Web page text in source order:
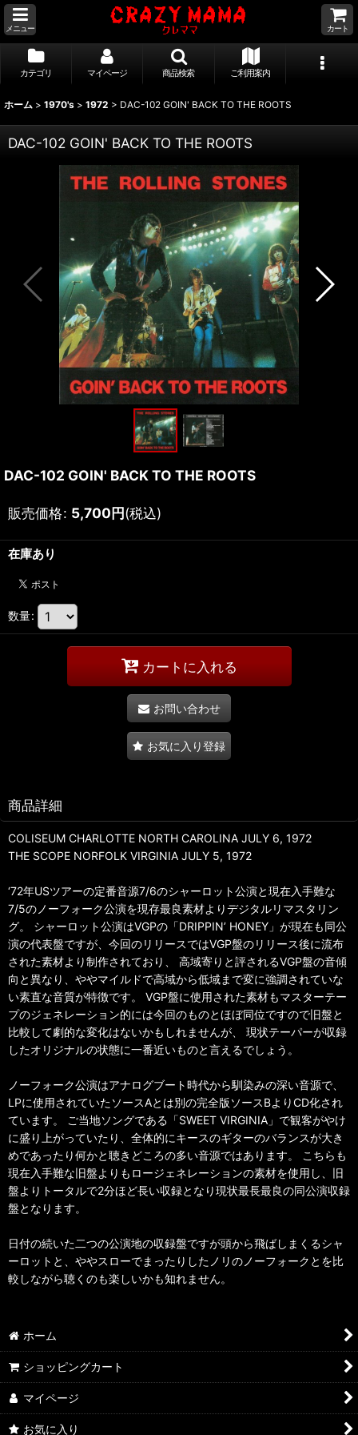
メニュー カート
カテゴリ マイページ 商品検索 ご利用案内
ホーム > 1970's > 1972 > DAC-102 GOIN' BACK TO THE ROOTS
DAC-102 GOIN' BACK TO THE ROOTS
DAC-102 GOIN' BACK TO THE ROOTS
販売価格: 5,700円(税込)
在庫あり
数量:
カートに入れる
お問い合わせ
お気に入り登録
商品詳細
COLISEUM CHARLOTTE NORTH CAROLINA JULY 6, 1972
THE SCOPE NORFOLK VIRGINIA JULY 5, 1972
‘72年USツアーの定番音源7/6のシャーロット公演と現在入手難な
7/5のノーフォーク公演を現存最良素材よりデジタルリマスタリン
グ。 シャーロット公演はVGPの「DRIPPIN’ HONEY」が現在も同公
演の代表盤ですが、今回のリリースではVGP盤のリリース後に流布
された素材より制作されており、 高域寄りと評されるVGP盤の音傾
向と異なり、ややマイルドで高域から低域まで変に強調されていな
い素直な音質が特徴です。 VGP盤に使用された素材もマスターテー
プのジェネレーション的には今回のものとほぼ同位ですので旧盤と
比較して劇的な変化はないかもしれませんが、 現状テーパーが収録
したオリジナルの状態に一番近いものと言えるでしょう。
ノーフォーク公演はアナログブート時代から馴染みの深い音源で、
LPに使用されていたソースAとは別の完全版ソースBよりCD化され
ています。 ご当地ソングである「SWEET VIRGINIA」で観客がやけ
に盛り上がっていたり、全体的にキースのギターのバランスが大き
めであったり何かと聴きどころの多い音源ではあります。 こちらも
現在入手難な旧盤よりもロージェネレーションの素材を使用し、旧
盤よりトータルで2分ほど長い収録となり現状最長最良の同公演収録
盤となります。
日付の続いた二つの公演地の収録盤ですが頭から飛ばしまくるシャ
ーロットと、ややスローでまったりしたノリのノーフォークとを比
較しながら聴くのも楽しいかも知れません。
ホーム
ショッピングカート
マイページ
お気に入り